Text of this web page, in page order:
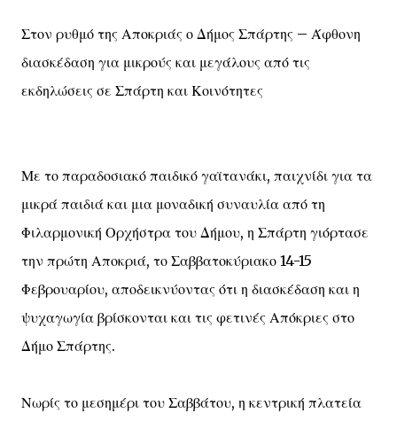
Στον ρυθμό της Αποκριάς ο Δήμος Σπάρτης – Άφθονη
διασκέδαση για μικρούς και μεγάλους από τις
εκδηλώσεις σε Σπάρτη και Κοινότητες
Με το παραδοσιακό παιδικό γαϊτανάκι, παιχνίδι για τα
μικρά παιδιά και μια μοναδική συναυλία από τη
Φιλαρμονική Ορχήστρα του Δήμου, η Σπάρτη γιόρτασε
την πρώτη Αποκριά, το Σαββατοκύριακο 14-15
Φεβρουαρίου, αποδεικνύοντας ότι η διασκέδαση και η
ψυχαγωγία βρίσκονται και τις φετινές Απόκριες στο
Δήμο Σπάρτης.
Νωρίς το μεσημέρι του Σαββάτου, η κεντρική πλατεία